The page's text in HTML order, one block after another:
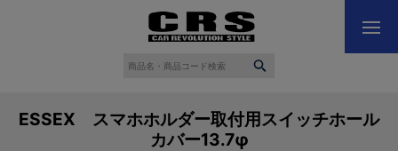
ESSEX スマホホルダー取付用スイッチホール
カバー13.7φ